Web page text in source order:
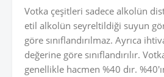
Votka çeşitleri sadece alkolün
etil alkolün seyreltildiği suyun
göre sınıflandırılmaz. Ayrıca
değerine göre sınıflandırılır.
genellikle hacmen %40 dır.